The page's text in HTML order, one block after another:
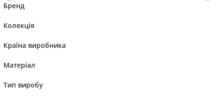
Бренд
Колекція
Країна виробника
Матеріал
Тип виробу